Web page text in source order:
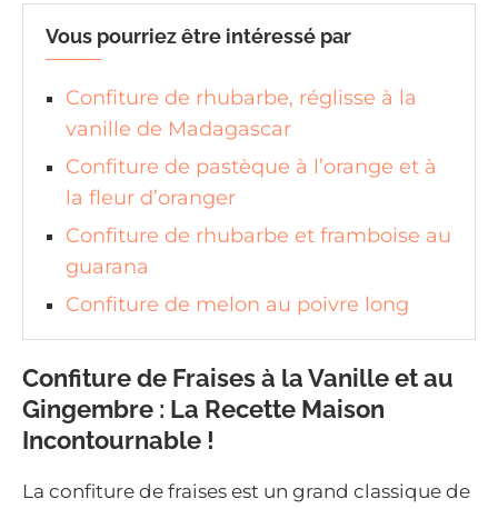
Vous pourriez être intéressé par
Confiture de rhubarbe, réglisse à la
vanille de Madagascar
Confiture de pastèque à l’orange et à
la fleur d’oranger
Confiture de rhubarbe et framboise au
guarana
Confiture de melon au poivre long
Confiture de Fraises à la Vanille et au
Gingembre : La Recette Maison
Incontournable !
La confiture de fraises est un grand classique de